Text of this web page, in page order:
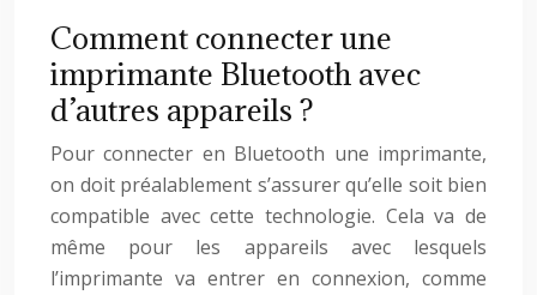
Comment connecter une
imprimante Bluetooth avec
d’autres appareils ?
Pour connecter en Bluetooth une imprimante,
on doit préalablement s’assurer qu’elle soit bien
compatible avec cette technologie. Cela va de
même pour les appareils avec lesquels
l’imprimante va entrer en connexion, comme